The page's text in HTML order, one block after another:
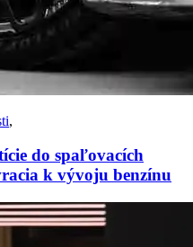
,
do spaľovacích
k vývoju benzínu